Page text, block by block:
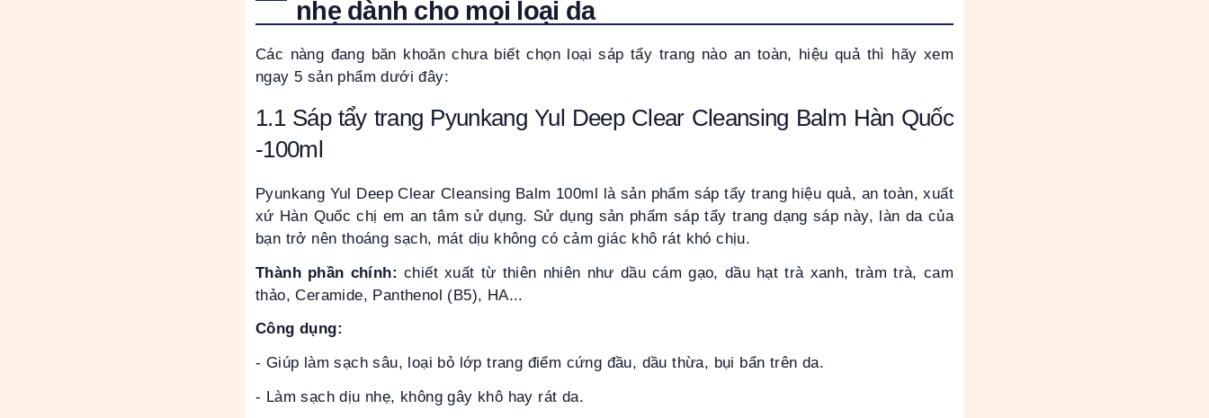
nhẹ dành cho mọi loại da
Các nàng đang băn khoăn chưa biết chọn loại sáp tẩy trang nào an toàn, hiệu quả thì hãy xem
ngay 5 sản phẩm dưới đây:
1.1 Sáp tẩy trang Pyunkang Yul Deep Clear Cleansing Balm Hàn Quốc
-100ml
Pyunkang Yul Deep Clear Cleansing Balm 100ml là sản phẩm sáp tẩy trang hiệu quả, an toàn, xuất
xứ Hàn Quốc chị em an tâm sử dụng. Sử dụng sản phẩm sáp tẩy trang dạng sáp này, làn da của
bạn trở nên thoáng sạch, mát dịu không có cảm giác khô rát khó chịu.
Thành phần chính: chiết xuất từ thiên nhiên như dầu cám gạo, dầu hạt trà xanh, tràm trà, cam
thảo, Ceramide, Panthenol (B5), HA...
Công dụng:
- Giúp làm sạch sâu, loại bỏ lớp trang điểm cứng đầu, dầu thừa, bụi bẩn trên da.
- Làm sạch dịu nhẹ, không gây khô hay rát da.